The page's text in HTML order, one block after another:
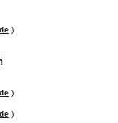
)
)
)